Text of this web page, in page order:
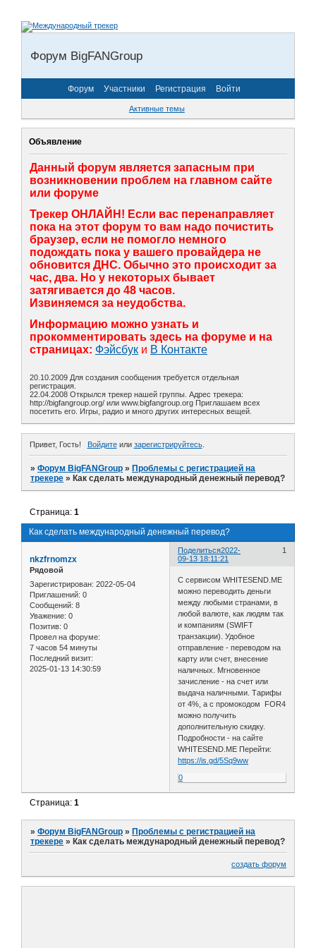
Форум BigFANGroup
Форум Участники Регистрация Войти
Активные темы
Объявление
Данный форум является запасным при
возникновении проблем на главном сайте
или форуме
Трекер ОНЛАЙН! Если вас перенаправляет
пока на этот форум то вам надо почистить
браузер, если не помогло немного
подождать пока у вашего провайдера не
обновится ДНС. Обычно это происходит за
час, два. Но у некоторых бывает
затягивается до 48 часов.
Извиняемся за неудобства.
Информацию можно узнать и
прокомментировать здесь на форуме и на
страницах: Фэйсбук и В Контакте
20.10.2009 Для создания сообщения требуется отдельная
регистрация.
22.04.2008 Открылся трекер нашей группы. Адрес трекера:
http://bigfangroup.org/ или www.bigfangroup.org Приглашаем всех
посетить его. Игры, радио и много других интересных вещей.
Привет, Гость! Войдитеили зарегистрируйтесь.
»Форум BigFANGroup » Проблемы с регистрацией на
трекере » Как сделать международный денежный перевод?
Как сделать международный денежный перевод?
Страница:1
Поделиться 1
2022-
09-13 18:11:21
nkzfrnomzx
Рядовой
Зарегистрирован: 2022-05-04
Приглашений: 0
Сообщений: 8
Уважение: 0
Позитив: 0
Провел на форуме:
7 часов 54 минуты
Последний визит:
2025-01-13 14:30:59
С сервисом WHITESEND.ME
можно переводить деньги
между любыми странами, в
любой валюте, как людям так
и компаниям (SWIFT
транзакции). Удобное
отправление - переводом на
карту или счет, внесение
наличных. Мгновенное
зачисление - на счет или
выдача наличными. Тарифы
от 4%, а с промокодом FOR4
можно получить
дополнительную скидку.
Подробности - на сайте
WHITESEND.ME Перейти:
https://is.gd/5Sq9ww
0
Страница:1
»Форум BigFANGroup » Проблемы с регистрацией на
трекере » Как сделать международный денежный перевод?
создать форум